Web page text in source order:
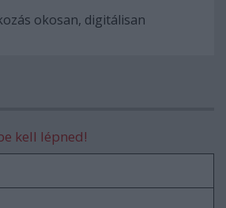
okosan, digitálisan
kell lépned!